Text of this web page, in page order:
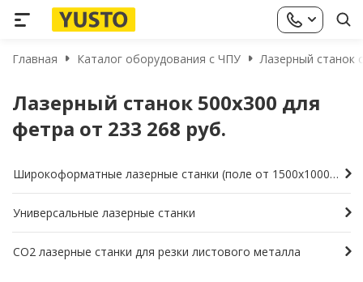
Главная Каталог оборудования с ЧПУ Лазерный станок
Лазерный станок 500х300 для
фетра от 233 268 руб.
Широкоформатные лазерные станки (поле от 1500х1000мм и больше)
Универсальные лазерные станки
СО2 лазерные станки для резки листового металла